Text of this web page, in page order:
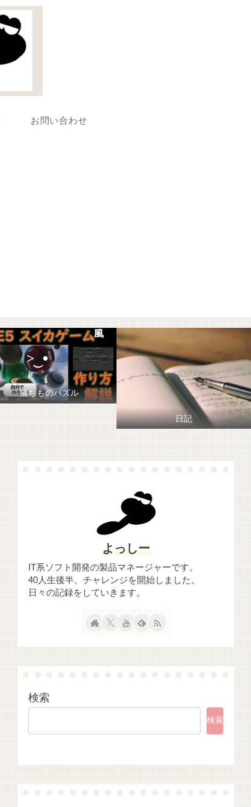
お問い合わせ
落ちものパズル
日記
よっしー
IT系ソフト開発の製品マネージャーです。
40人生後半、チャレンジを開始しました。
日々の記録をしていきます。
検索
検索